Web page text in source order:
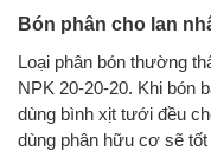
Bón phân cho lan
Loại phân bón thường
NPK 20-20-20. Khi bón
dùng bình xịt tưới đều
dùng phân hữu cơ sẽ